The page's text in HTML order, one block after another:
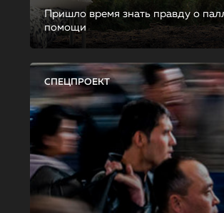
Пришло время знать правду о
помощи
СПЕЦПРОЕКТ